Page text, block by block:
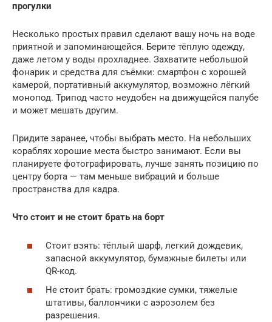
прогулки
Несколько простых правил сделают вашу ночь на воде
приятной и запоминающейся. Берите тёплую одежду,
даже летом у воды прохладнее. Захватите небольшой
фонарик и средства для съёмки: смартфон с хорошей
камерой, портативный аккумулятор, возможно лёгкий
монопод. Трипод часто неудобен на движущейся палубе
и может мешать другим.
Придите заранее, чтобы выбрать место. На небольших
кораблях хорошие места быстро занимают. Если вы
планируете фотографировать, лучше занять позицию по
центру борта — там меньше вибраций и больше
пространства для кадра.
Что стоит и не стоит брать на борт
Стоит взять: тёплый шарф, легкий дождевик,
запасной аккумулятор, бумажные билеты или
QR-код.
Не стоит брать: громоздкие сумки, тяжелые
штативы, баллончики с аэрозолем без
разрешения.